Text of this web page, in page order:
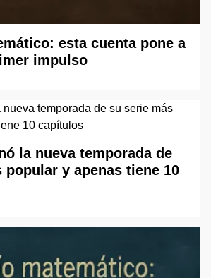
esta cuenta pone a
impulso
la nueva temporada de
popular y apenas tiene 10